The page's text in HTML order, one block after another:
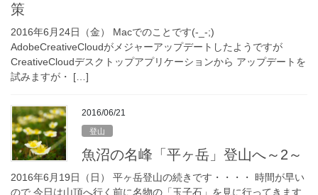
策
2016年6月24日（金） Macでのことです(-_-;)
AdobeCreativeCloudがメジャーアップデートしたようですが
CreativeCloudデスクトップアプリケーションから アップデートを
試みますが・ […]
2016/06/21
登山
魚沼の名峰「平ヶ岳」登山へ～2～
2016年6月19日（日） 平ヶ岳登山の続きです・・・・ 時間が早い
ので 今日は山頂へ行く前に名物の「玉子石」を見に行ってきます